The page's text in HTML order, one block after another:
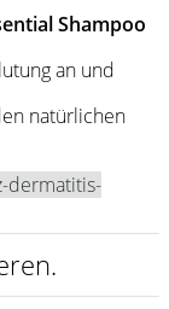
Shampoo
an und
natürlichen
dermatitis-